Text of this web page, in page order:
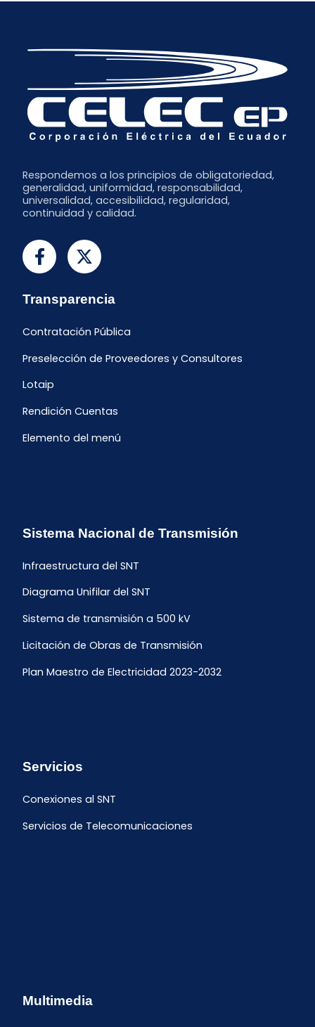
Respondemos a los principios de obligatoriedad,
generalidad, uniformidad, responsabilidad,
universalidad, accesibilidad, regularidad,
continuidad y calidad.
Transparencia
Contratación Pública
Preselección de Proveedores y Consultores
Lotaip
Rendición Cuentas
Elemento del menú
Sistema Nacional de Transmisión
Infraestructura del SNT
Diagrama Unifilar del SNT
Sistema de transmisión a 500 kV
Licitación de Obras de Transmisión
Plan Maestro de Electricidad 2023-2032
Servicios
Conexiones al SNT
Servicios de Telecomunicaciones
Multimedia